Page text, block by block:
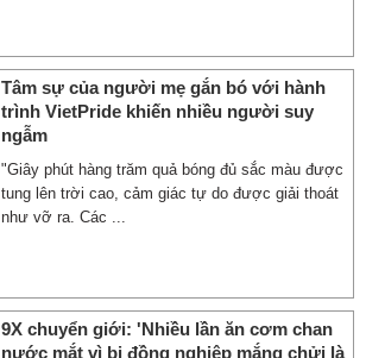
Tâm sự của người mẹ gắn bó với hành
trình VietPride khiến nhiều người suy
ngẫm
"Giây phút hàng trăm quả bóng đủ sắc màu được
tung lên trời cao, cảm giác tự do được giải thoát
như vỡ ra. Các ...
9X chuyển giới: 'Nhiều lần ăn cơm chan
nước mắt vì bị đồng nghiệp mắng chửi là